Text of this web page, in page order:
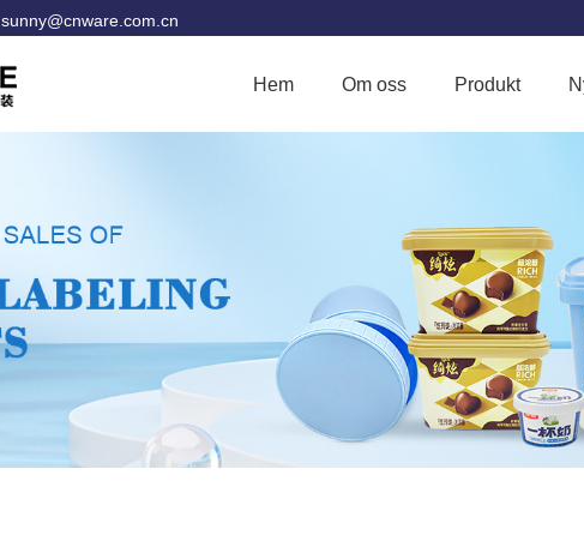
sunny@cnware.com.cn
Hem Om oss Produkt